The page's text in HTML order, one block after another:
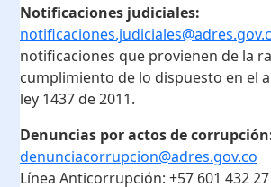
Notificaciones judiciales:
notificaciones que provienen de la
cumplimiento de lo dispuesto en el
ley 1437 de 2011.
Denuncias por actos de
denunciacorrupcion@adres.gov.co
Línea Anticorrupción: +57 601 432